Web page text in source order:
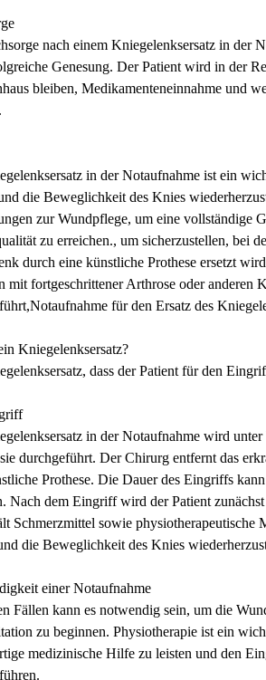
nach einem Kniegelenksersatz in der
Genesung. Der Patient wird in der
bleiben, Medikamenteneinnahme und
in der Notaufnahme ist ein
die Beweglichkeit des Knies
zur Wundpflege, um eine vollständige
zu erreichen., um sicherzustellen, bei
durch eine künstliche Prothese ersetzt
mit fortgeschrittener Arthrose oder anderen
für den Ersatz des
Kniegelenksersatz?
dass der Patient für den
in der Notaufnahme wird
durchgeführt. Der Chirurg entfernt das
Prothese. Die Dauer des Eingriffs
Nach dem Eingriff wird der Patient
Schmerzmittel sowie physiotherapeutische
die Beweglichkeit des Knies
einer Notaufnahme
Fällen kann es notwendig sein, um die
zu beginnen. Physiotherapie ist ein
medizinische Hilfe zu leisten und den